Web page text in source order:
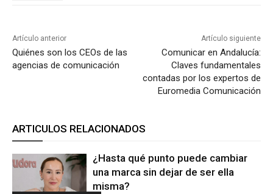
Artículo anterior
Quiénes son los CEOs de las
agencias de comunicación
Artículo siguiente
Comunicar en Andalucía:
Claves fundamentales
contadas por los expertos de
Euromedia Comunicación
ARTICULOS RELACIONADOS
¿Hasta qué punto puede cambiar
una marca sin dejar de ser ella
misma?